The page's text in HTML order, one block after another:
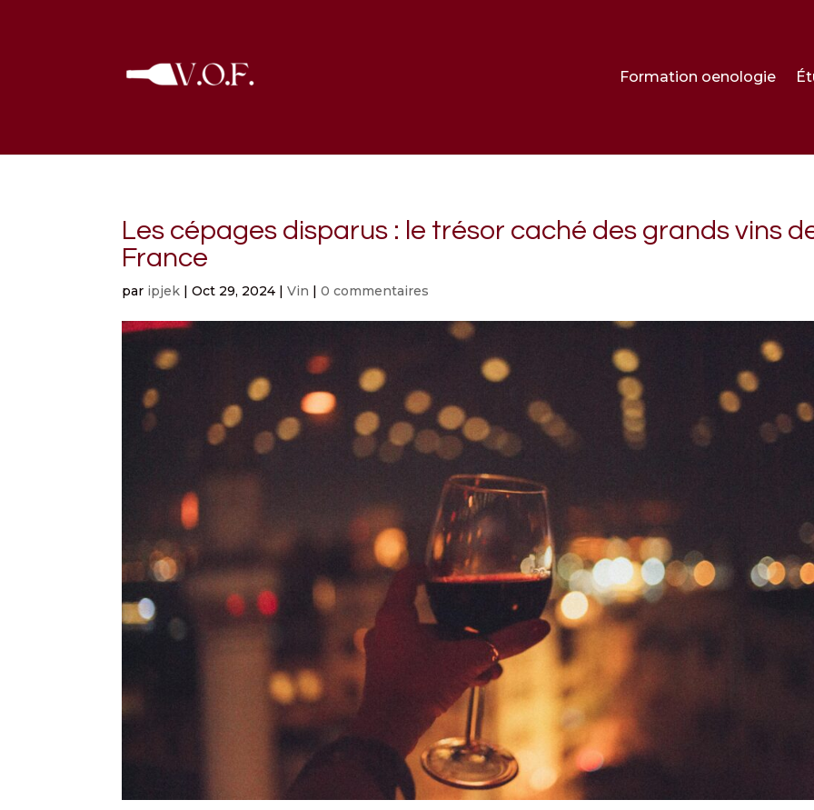
Formation oenologie
Les cépages disparus : le trésor caché des grands vins
France
par ipjek |Oct 29, 2024 |Vin |0 commentaires